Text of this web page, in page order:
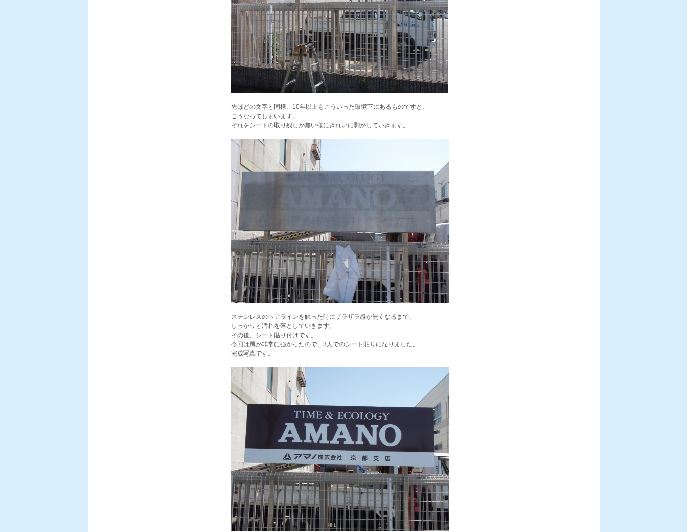
先ほどの文字と同様、10年以上もこういった環境下にあるものですと、
こうなってしまいます。
それをシートの取り残しが無い様にきれいに剥がしていきます。
ステンレスのヘアラインを触った時にザラザラ感が無くなるまで、
しっかりと汚れを落としていきます。
その後、シート貼り付けです。
今回は風が非常に強かったので、3人でのシート貼りになりました。
完成写真です。